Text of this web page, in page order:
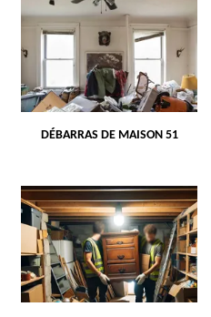
DÉBARRAS DE MAISON 51